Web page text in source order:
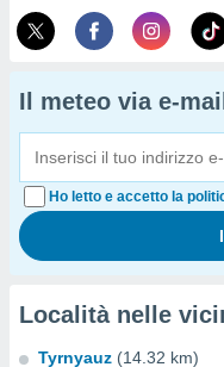
Il meteo via e-mail
Ho letto e accetto la
Località nelle
Tyrnyauz (14.32 km)